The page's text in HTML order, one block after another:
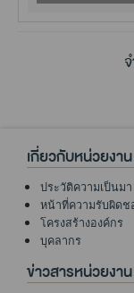
เกี่ยวกับหน่วยงาน
ประวัติความเป็นมา
หน้าที่ความรับผิดช
โครงสร้างองค์กร
บุคลากร
ข่าวสารหน่วยงาน